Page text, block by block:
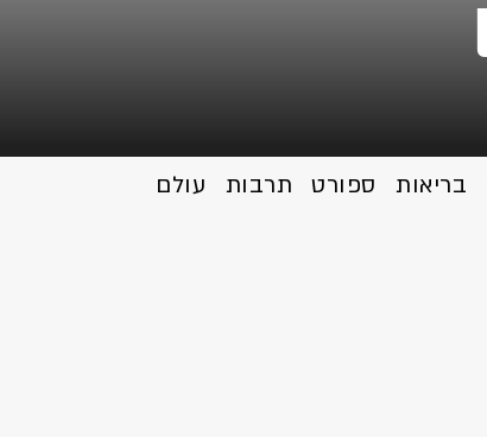
בריאות ספורט תרבות עולם